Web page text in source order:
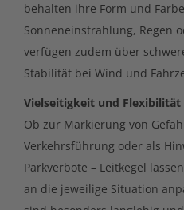
behalten ihre Form und
Sonneneinstrahlung, Regen
verfügen zudem über
Stabilität bei Wind und
Vielseitigkeit und Flexibilität
Ob zur Markierung von
Verkehrsführung oder als
Parkverbote – Leitkegel
an die jeweilige Situation